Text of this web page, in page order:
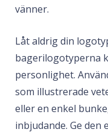
vänner.
Låt aldrig din
bagerilogotyperna
personlighet.
som illustrerade
eller en enkel
inbjudande. Ge